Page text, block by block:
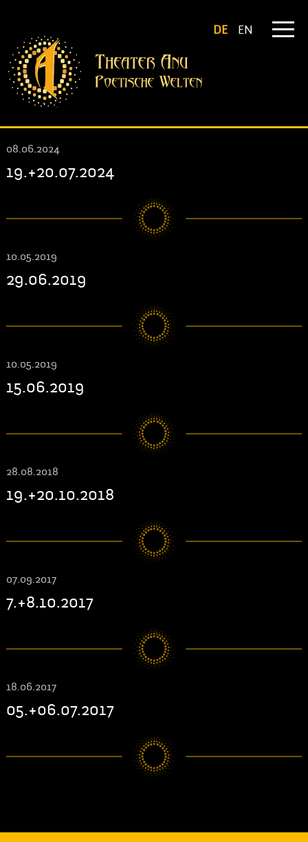
DE EN
08.06.2024
19.+20.07.2024
10.05.2019
29.06.2019
10.05.2019
15.06.2019
28.08.2018
19.+20.10.2018
07.09.2017
7.+8.10.2017
18.06.2017
05.+06.07.2017